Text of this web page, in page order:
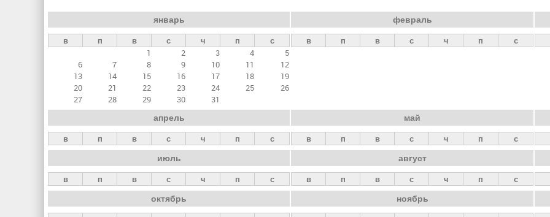
н
ы
е
а
д
к
и
январь
в п в с ч п
с
1
2 3 4
5
6
7 8 9 10 11
12
13
14 15 16 17 18
19
20
21 22 23 24 25
26
27
28 29 30 31
февраль
в п в с ч п с
апрель
в п в с ч п с
май
в п в с ч п с
июль
в п в с ч п с
август
в п в с ч п с
октябрь ноябрь